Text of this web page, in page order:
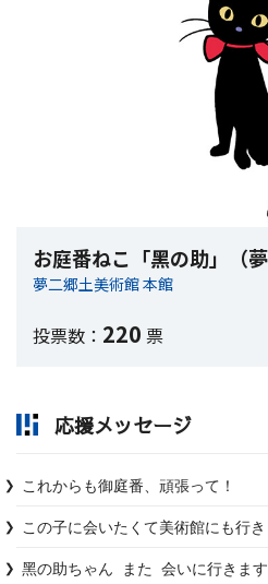
お庭番ねこ「黑の助」（
夢二郷土美術館 本館
投票数： 220 票
応援メッセージ
これからも御庭番、頑張って！
この子に会いたくて美術館にも行き
黑の助ちゃん また 会いに行きま